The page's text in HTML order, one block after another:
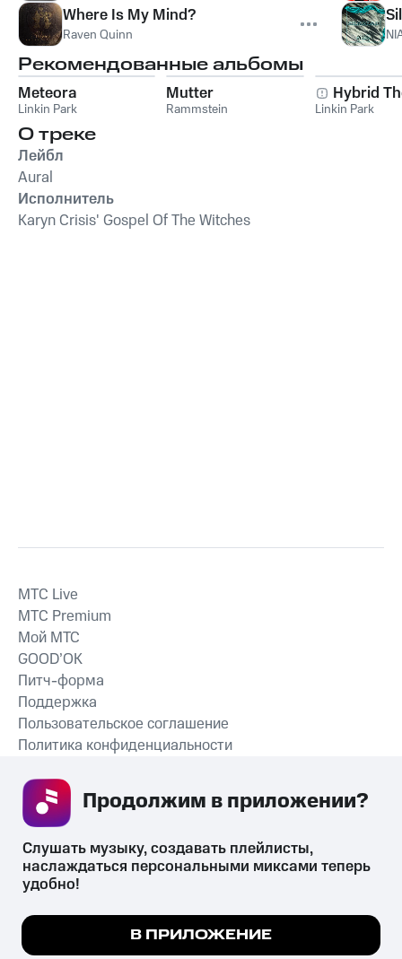
Where Is My Mind?
Raven Quinn
Рекомендованные альбомы
Meteora
Linkin Park
Mutter
Rammstein
Hybrid
Linkin Park
О треке
Лейбл
Aural
Исполнитель
Karyn Crisis' Gospel Of The Witches
СКАЧАТЬ ПРИЛОЖЕНИЕ
MTС Live
MTС Premium
Мой МТС
GOOD’OK
Питч-форма
Поддержка
Пользовательское соглашение
Политика конфиденциальности
психотропных веществ, их аналогов причиняет вред здоровью,
их незаконный оборот запрещён и влечёт установленную
законодательством ответственность.
Мы используем куки, чтобы на сайте все
Подробнее
Слушать музыку, создавать плейлисты,
наслаждаться персональными миксами теперь
удобно!
В ПРИЛОЖЕНИЕ